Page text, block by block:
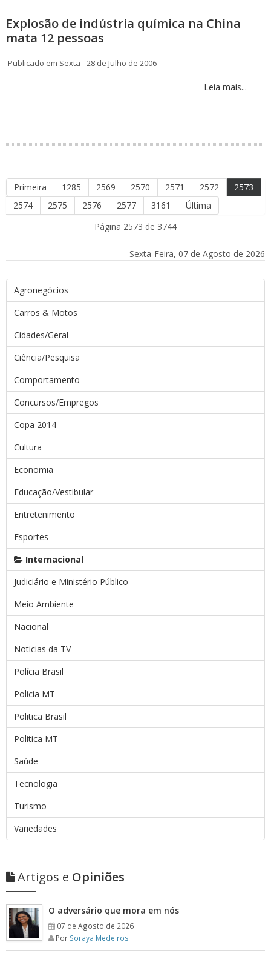
Explosão de indústria química na China
mata 12 pessoas
Publicado em Sexta - 28 de Julho de 2006
Leia mais...
Primeira 1285 2569 2570 2571 2572
2573
2574
2575 2576 2577 3161
Última
Página 2573 de 3744
Sexta-Feira, 07 de Agosto de 2026
Agronegócios
Carros & Motos
Cidades/Geral
Ciência/Pesquisa
Comportamento
Concursos/Empregos
Copa 2014
Cultura
Economia
Educação/Vestibular
Entretenimento
Esportes
Internacional
Judiciário e Ministério Público
Meio Ambiente
Nacional
Noticias da TV
Polícia Brasil
Policia MT
Politica Brasil
Politica MT
Saúde
Tecnologia
Turismo
Variedades
Artigos e Opiniões
O adversário que mora em nós
07 de Agosto de 2026
Por Soraya Medeiros